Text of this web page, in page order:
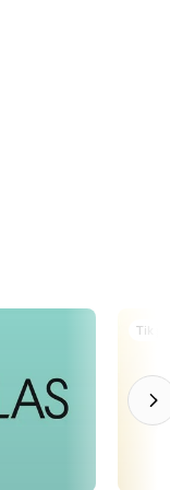
Tik